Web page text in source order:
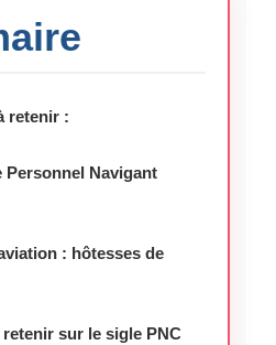
retenir :
Personnel Navigant
: hôtesses de
retenir sur le sigle PNC